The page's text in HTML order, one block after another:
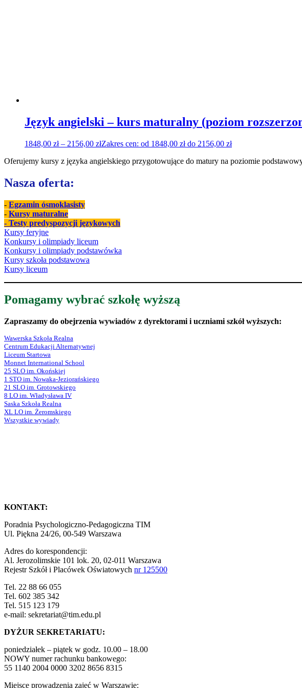
Język angielski – kurs maturalny (poziom
1848,00 zł – 2156,00 złZakres cen: od 1848,00 zł do 2156,00 zł
Oferujemy kursy z języka angielskiego przygotowujące do matury na poziomie
Nasza oferta:
- Egzamin ósmoklasisty
- Kursy maturalne
- Testy predyspozycji językowych
Kursy feryjne
Konkursy i olimpiady liceum
Konkursy i olimpiady podstawówka
Kursy szkoła podstawowa
Kursy liceum
Pomagamy wybrać szkołę wyższą
Zapraszamy do obejrzenia wywiadów z dyrektorami i uczniami szkół wyższych:
Wawerska Szkoła Realna
Centrum Edukacji Alternatywnej
Liceum Startowa
Monnet International School
25 SLO im. Okońskiej
1 STO im. Nowaka-Jeziorańskiego
21 SLO im. Grotowskiego
8 LO im. Władysława IV
Saska Szkoła Realna
XL LO im. Żeromskiego
Wszystkie wywiady
KONTAKT:
Poradnia Psychologiczno-Pedagogiczna TIM
Ul. Piękna 24/26, 00-549 Warszawa
Adres do korespondencji:
Al. Jerozolimskie 101 lok. 20, 02-011 Warszawa
Rejestr Szkół i Placówek Oświatowych nr 125500
Tel. 22 88 66 055
Tel. 602 385 342
Tel. 515 123 179
e-mail: sekretariat@tim.edu.pl
DYŻUR SEKRETARIATU:
poniedziałek – piątek w godz. 10.00 – 18.00
NOWY numer rachunku bankowego:
55 1140 2004 0000 3202 8656 8315
Miejsce prowadzenia zajęć w Warszawie: